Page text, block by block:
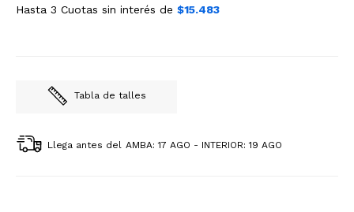
Hasta 3 Cuotas sin interés de $15.483
Tabla de talles
Llega antes del AMBA: 17 AGO - INTERIOR: 19 AGO